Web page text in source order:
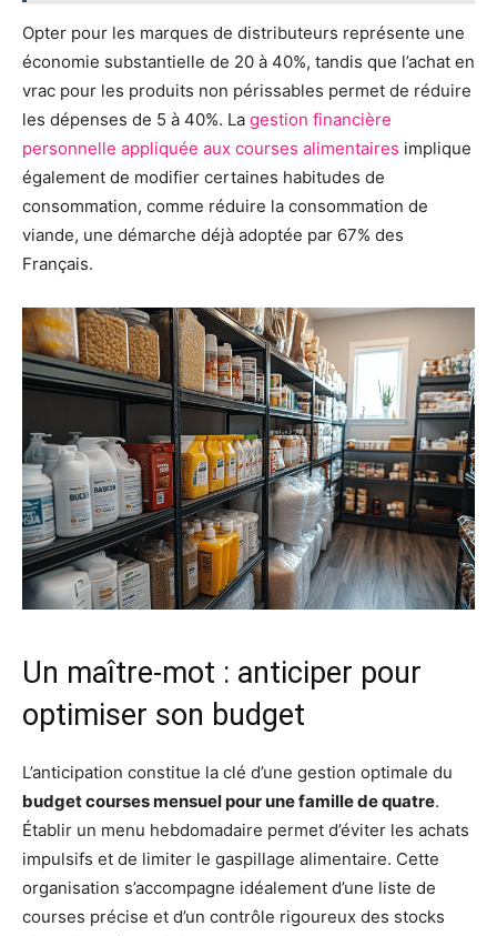
Opter pour les marques de distributeurs représente une
économie substantielle de 20 à 40%, tandis que l’achat en
vrac pour les produits non périssables permet de réduire
les dépenses de 5 à 40%. La gestion financière
personnelle appliquée aux courses alimentaires implique
également de modifier certaines habitudes de
consommation, comme réduire la consommation de
viande, une démarche déjà adoptée par 67% des
Français.
Un maître-mot : anticiper pour
optimiser son budget
L’anticipation constitue la clé d’une gestion optimale du
budget courses mensuel pour une famille de quatre.
Établir un menu hebdomadaire permet d’éviter les achats
impulsifs et de limiter le gaspillage alimentaire. Cette
organisation s’accompagne idéalement d’une liste de
courses précise et d’un contrôle rigoureux des stocks